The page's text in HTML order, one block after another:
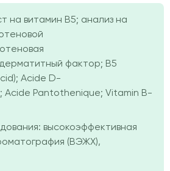
на витамин B5; анализ на
фактор; B5
Acide D-
Acide Pantothenique; Vitamin B-
высокоэффективная
(ВЭЖХ),